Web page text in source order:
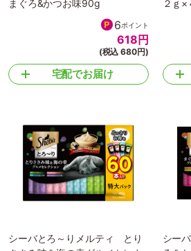
まぐろ&かつお味90g
6ポイント
618 円
(税込 680円)
宅配でお届け
２ｇ×
シーバとろ～りメルティ とり
シー